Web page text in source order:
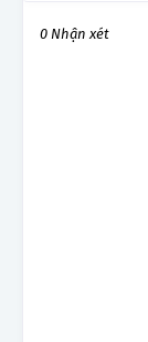
0 Nhận xét